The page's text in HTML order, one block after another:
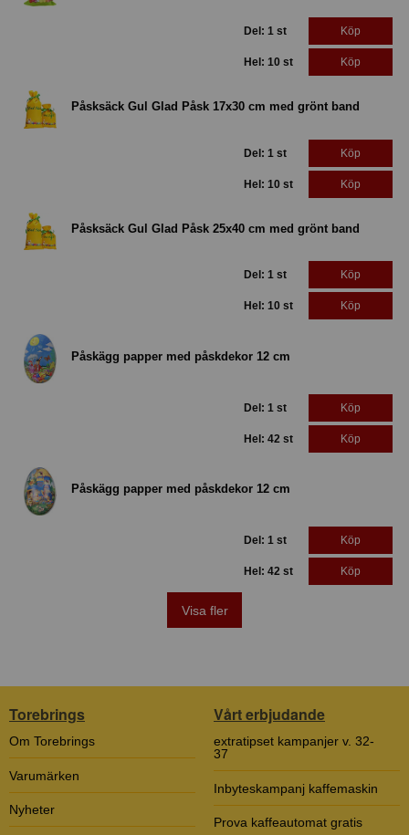
Del: 1 st Köp
Hel: 10 st Köp
Påsksäck Gul Glad Påsk 17x30 cm med grönt band
Del: 1 st Köp
Hel: 10 st Köp
Påsksäck Gul Glad Påsk 25x40 cm med grönt band
Del: 1 st Köp
Hel: 10 st Köp
Påskägg papper med påskdekor 12 cm
Del: 1 st Köp
Hel: 42 st Köp
Påskägg papper med påskdekor 12 cm
Del: 1 st Köp
Hel: 42 st Köp
Visa fler
Torebrings
Om Torebrings
Varumärken
Nyheter
Vårt erbjudande
extratipset kampanjer v. 32-
37
Inbyteskampanj kaffemaskin
Prova kaffeautomat gratis